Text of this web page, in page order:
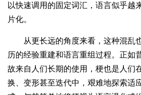
以快速调用的固定词汇，语言似乎越
片化。
从更长远的角度来看，这种混乱
历的经验重建和语言重组过程。正如
故来自人们长期的使用，梗也是人们
换、变形甚至迭代中，艰难地探索适